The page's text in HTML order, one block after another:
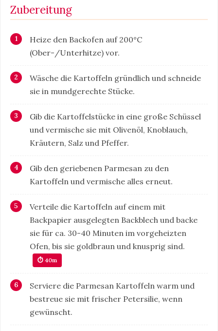
Zubereitung
Heize den Backofen auf 200°C
(Ober-/Unterhitze) vor.
Wäsche die Kartoffeln gründlich und schneide
sie in mundgerechte Stücke.
Gib die Kartoffelstücke in eine große Schüssel
und vermische sie mit Olivenöl, Knoblauch,
Kräutern, Salz und Pfeffer.
Gib den geriebenen Parmesan zu den
Kartoffeln und vermische alles erneut.
Verteile die Kartoffeln auf einem mit
Backpapier ausgelegten Backblech und backe
sie für ca. 30-40 Minuten im vorgeheizten
Ofen, bis sie goldbraun und knusprig sind.
⏱ 40m
Serviere die Parmesan Kartoffeln warm und
bestreue sie mit frischer Petersilie, wenn
gewünscht.